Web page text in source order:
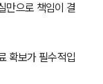
만으로 책임이 결
확보가 필수적입